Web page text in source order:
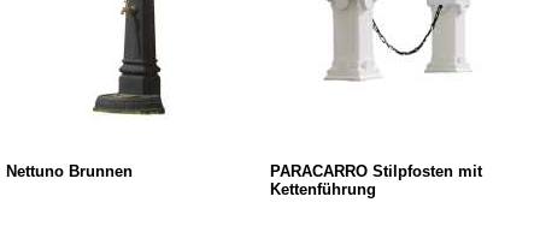
Nettuno Brunnen
PARACARRO Stilpfosten mit
Kettenführung